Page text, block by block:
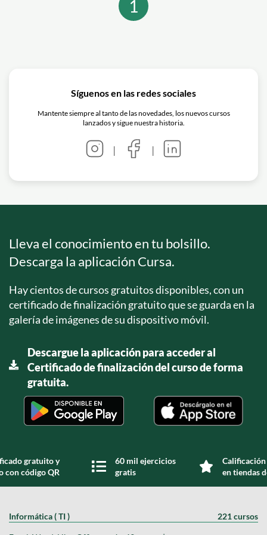
oportunidades. Este artículo explora
algunas de las áreas clave del derecho y
1
Síguenos en las redes sociales
Mantente siempre al tanto de las novedades, los nuevos cursos
lanzados y sigue nuestra historia.
| |
Lleva el conocimiento en tu bolsillo.
Descarga la aplicación Cursa.
Hay cientos de cursos gratuitos disponibles, con un
certificado de finalización gratuito que se guarda en la
galería de imágenes de su dispositivo móvil.
Descargue la aplicación para acceder al
Certificado de finalización del curso de forma
gratuita.
gratuito y
con código QR
60 mil ejercicios
gratis
en tiendas
Informática ( TI ) 221 cursos